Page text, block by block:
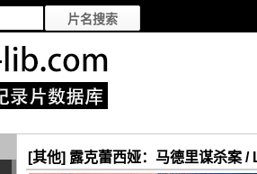
[其他] 露克蕾西娅：马德里谋杀案